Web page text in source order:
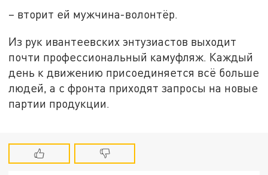
– вторит ей мужчина-волонтёр.
Из рук ивантеевских энтузиастов выходит
почти профессиональный камуфляж. Каждый
день к движению присоединяется всё больше
людей, а с фронта приходят запросы на новые
партии продукции.